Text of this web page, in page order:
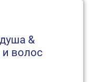
&
волос